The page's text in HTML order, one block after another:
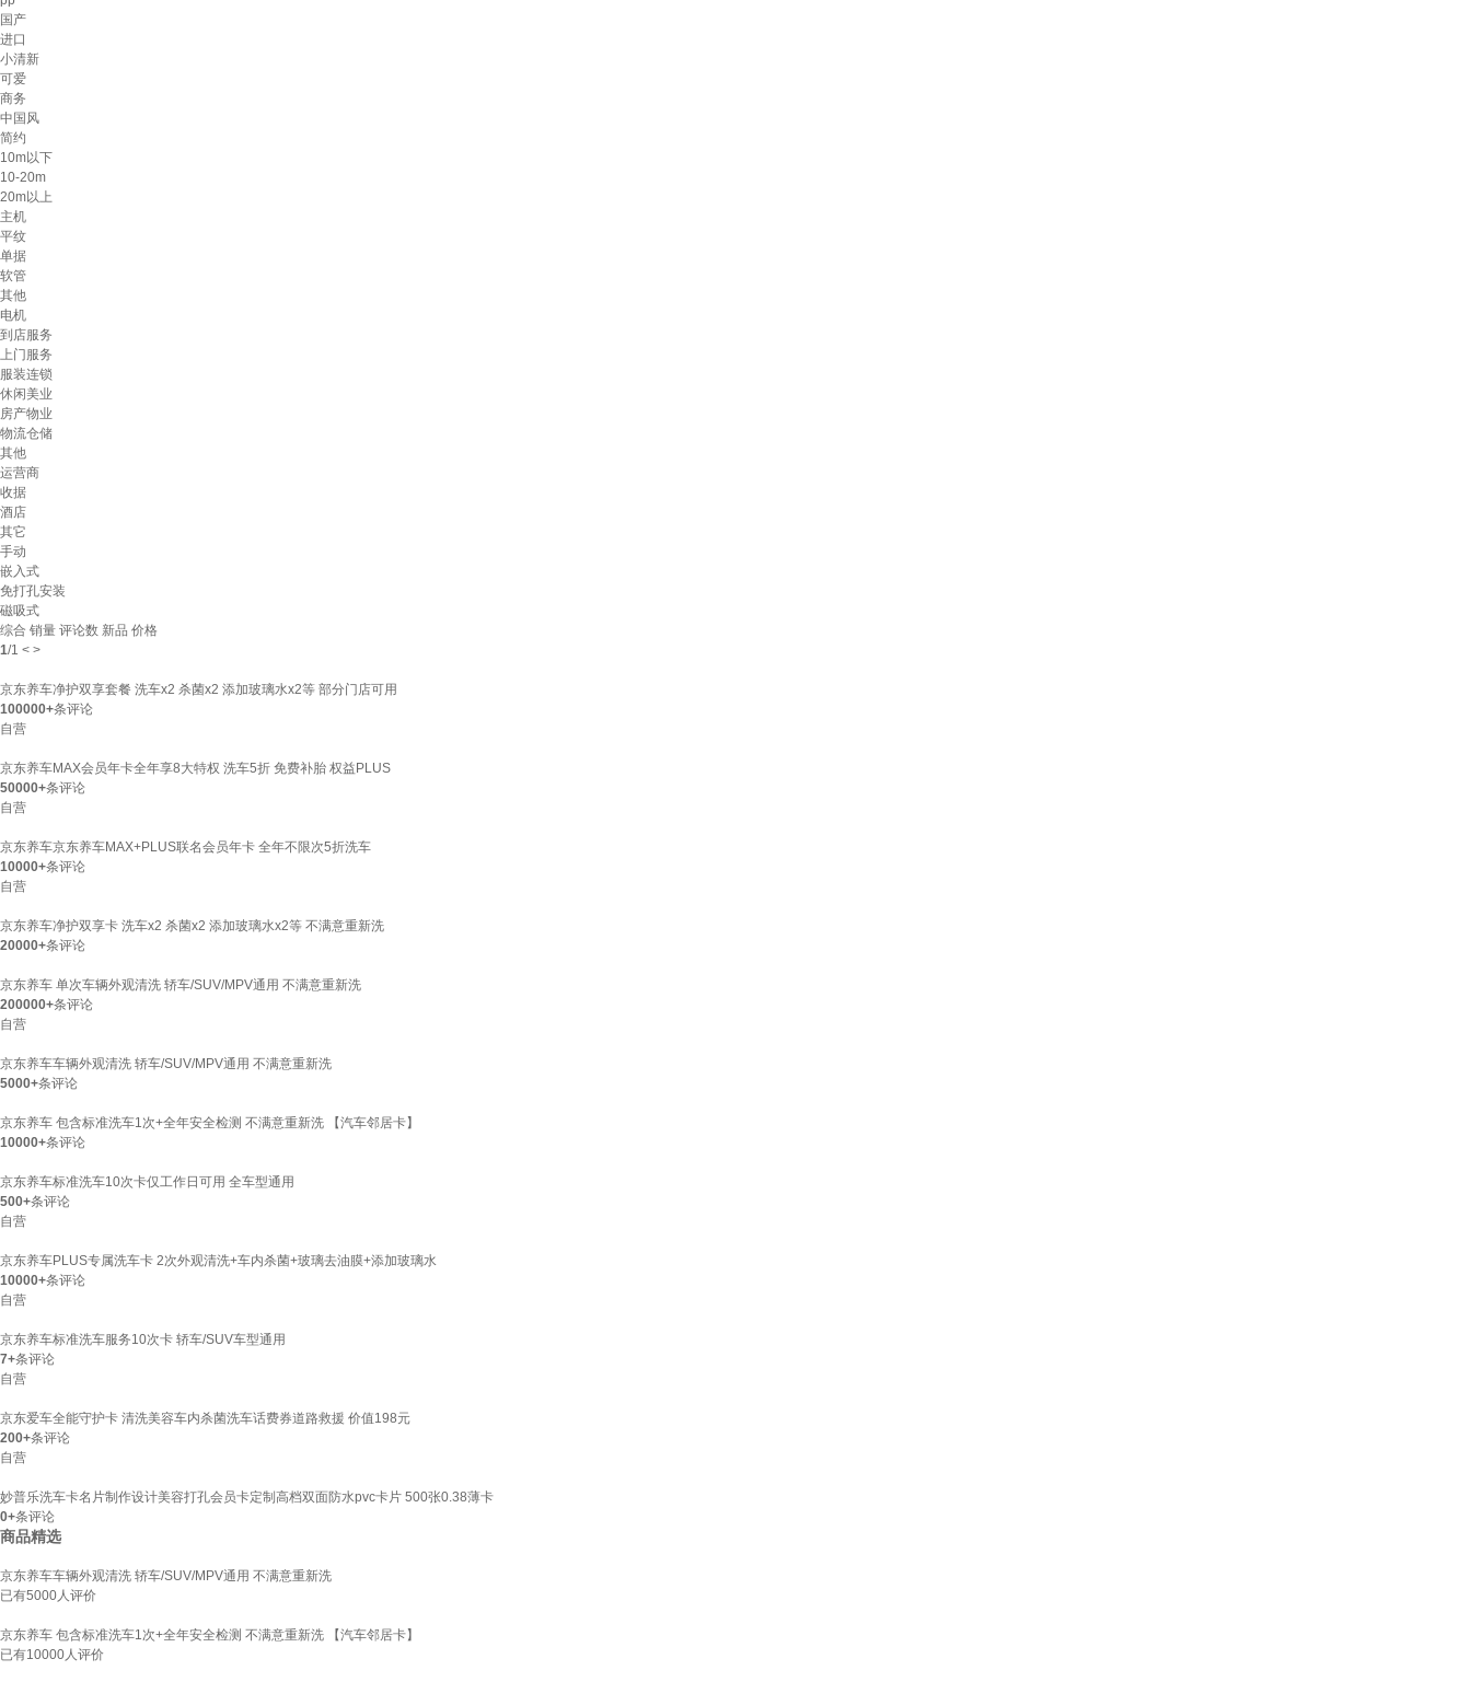
国产
进口
小清新
可爱
商务
中国风
简约
10m以下
10-20m
20m以上
主机
平纹
单据
软管
其他
电机
到店服务
上门服务
服装连锁
休闲美业
房产物业
物流仓储
其他
运营商
收据
酒店
其它
手动
嵌入式
免打孔安装
磁吸式
综合 销量 评论数 新品 价格
1/1 < >
京东养车净护双享套餐 洗车x2 杀菌x2 添加玻璃水x2等 部分门店可用
100000+条评论
自营
京东养车MAX会员年卡全年享8大特权 洗车5折 免费补胎 权益PLUS
50000+条评论
自营
京东养车京东养车MAX+PLUS联名会员年卡 全年不限次5折洗车
10000+条评论
自营
京东养车净护双享卡 洗车x2 杀菌x2 添加玻璃水x2等 不满意重新洗
20000+条评论
京东养车 单次车辆外观清洗 轿车/SUV/MPV通用 不满意重新洗
200000+条评论
自营
京东养车车辆外观清洗 轿车/SUV/MPV通用 不满意重新洗
5000+条评论
京东养车 包含标准洗车1次+全年安全检测 不满意重新洗 【汽车邻居卡】
10000+条评论
京东养车标准洗车10次卡仅工作日可用 全车型通用
500+条评论
自营
京东养车PLUS专属洗车卡 2次外观清洗+车内杀菌+玻璃去油膜+添加玻璃水
10000+条评论
自营
京东养车标准洗车服务10次卡 轿车/SUV车型通用
7+条评论
自营
京东爱车全能守护卡 清洗美容车内杀菌洗车话费券道路救援 价值198元
200+条评论
自营
妙普乐洗车卡名片制作设计美容打孔会员卡定制高档双面防水pvc卡片 500张0.38薄卡
0+条评论
商品精选
京东养车车辆外观清洗 轿车/SUV/MPV通用 不满意重新洗
已有5000人评价
京东养车 包含标准洗车1次+全年安全检测 不满意重新洗 【汽车邻居卡】
已有10000人评价